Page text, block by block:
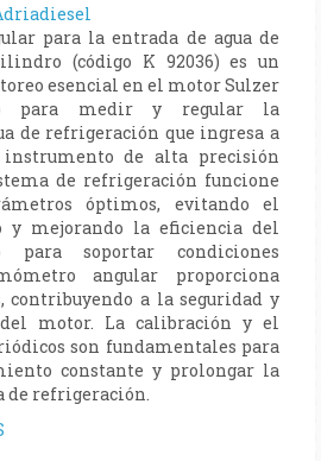
para la entrada de agua de
(código K 92036) es un
esencial en el motor Sulzer
para medir y regular la
de refrigeración que ingresa a
de alta precisión
de refrigeración funcione
óptimos, evitando el
y mejorando la eficiencia del
para soportar condiciones
angular proporciona
contribuyendo a la seguridad y
motor. La calibración y el
son fundamentales para
constante y prolongar la
refrigeración.